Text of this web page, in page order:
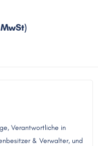
Verantwortliche in
& Verwalter, und